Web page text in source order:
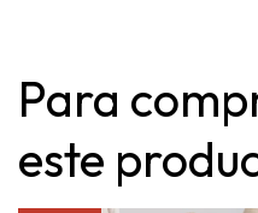
Para
este